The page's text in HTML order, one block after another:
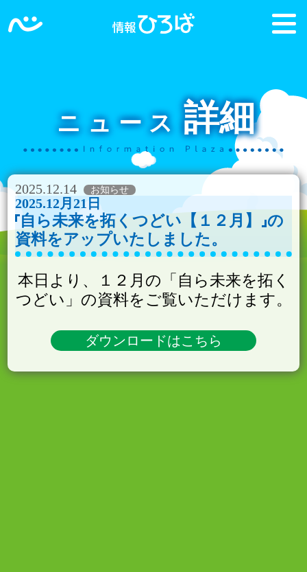
ニュース 詳細
2025.12.14
2025.12月21日
自ら未来を拓くつどい【１２月】
の
資料をアップいたしました。
本日より、１２月の「自ら未来を拓く
つどい」の資料をご覧いただけます。
ダウンロードはこちら